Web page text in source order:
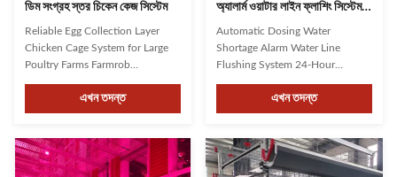
ডিম সংগ্রহ স্তর চিকেন কেজ সিস্টেম
Reliable Egg Collection Layer
Chicken Cage System for Large
Poultry Farms Farmrob
farming solutions, offering
customized planning from
design. Our systems account for
weather conditions, wind
এখন তদন্ত
অ্যালার্ম ওয়াটার লাইন ফ্লাশিং সিস্টেম
পোল্ট্রি ফার্মিং জন্য 24 ঘন্টা পর্যবেক্ষণ
Automatic Dosing Water
Shortage Alarm Water Line
Flushing System 24-Hour
Features and configuration
1.Equipment working status
alarm at the tail end: can
interface with the environmental
এখন তদন্ত